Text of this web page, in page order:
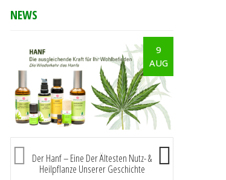
NEWS
9
AUG
Der Hanf – Eine Der Ältesten Nutz- &
Heilpflanze Unserer Geschichte